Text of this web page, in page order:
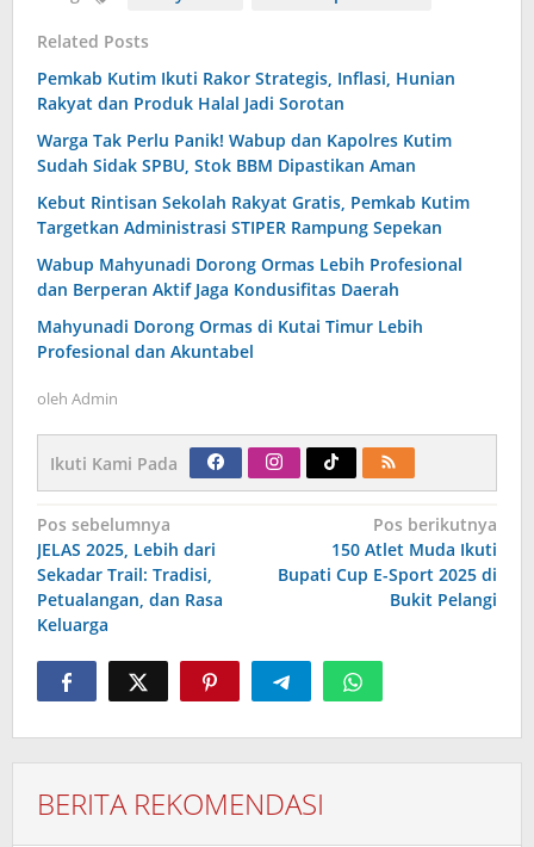
Related Posts
Pemkab Kutim Ikuti Rakor Strategis, Inflasi, Hunian
Rakyat dan Produk Halal Jadi Sorotan
Warga Tak Perlu Panik! Wabup dan Kapolres Kutim
Sudah Sidak SPBU, Stok BBM Dipastikan Aman
Kebut Rintisan Sekolah Rakyat Gratis, Pemkab Kutim
Targetkan Administrasi STIPER Rampung Sepekan
Wabup Mahyunadi Dorong Ormas Lebih Profesional
dan Berperan Aktif Jaga Kondusifitas Daerah
Mahyunadi Dorong Ormas di Kutai Timur Lebih
Profesional dan Akuntabel
oleh Admin
Ikuti Kami Pada
Navigasi
pos
Pos sebelumnya
JELAS 2025, Lebih dari
Sekadar Trail: Tradisi,
Petualangan, dan Rasa
Keluarga
Pos berikutnya
150 Atlet Muda Ikuti
Bupati Cup E-Sport 2025 di
Bukit Pelangi
BERITA REKOMENDASI